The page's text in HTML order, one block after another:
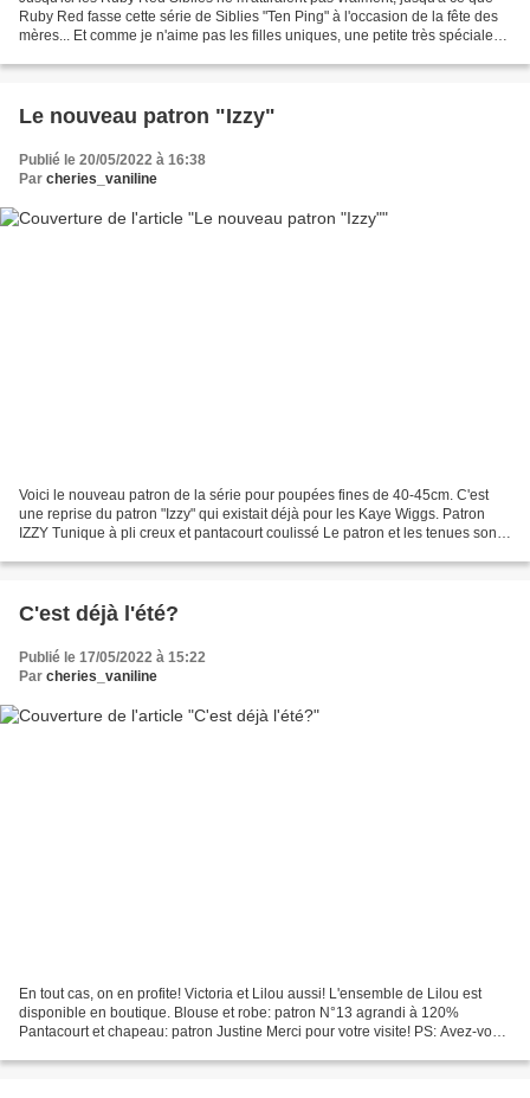
Ruby Red fasse cette série de Siblies "Ten Ping" à l'occasion de la fête des
mères... Et comme je n'aime pas les filles uniques, une petite très spéciale
Le nouveau patron "Izzy"
Publié le 20/05/2022 à 16:38
Par cheries_vaniline
Voici le nouveau patron de la série pour poupées fines de 40-45cm. C'est
une reprise du patron "Izzy" qui existait déjà pour les Kaye Wiggs. Patron
IZZY Tunique à pli creux et pantacourt coulissé Le patron et les tenues sont
C'est déjà l'été?
Publié le 17/05/2022 à 15:22
Par cheries_vaniline
En tout cas, on en profite! Victoria et Lilou aussi! L'ensemble de Lilou est
disponible en boutique. Blouse et robe: patron N°13 agrandi à 120%
Pantacourt et chapeau: patron Justine Merci pour votre visite! PS: Avez-vous